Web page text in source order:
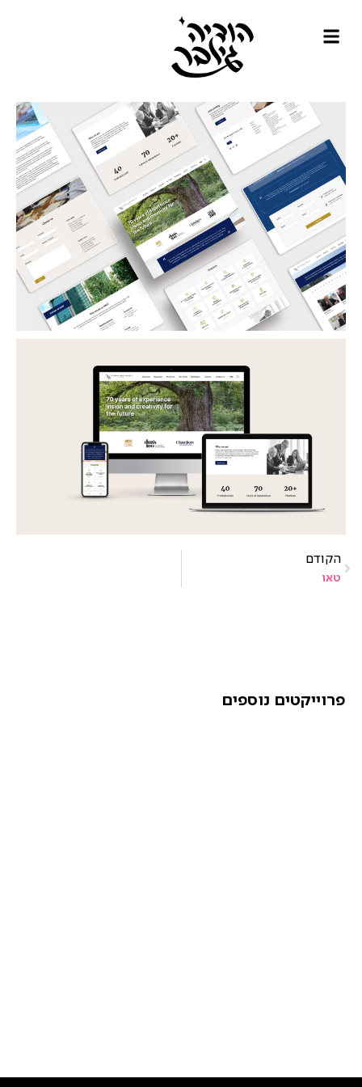
הקודם
טאו
פרוייקטים נוספים